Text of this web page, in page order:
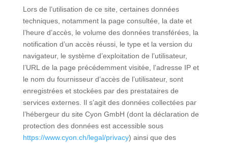
Lors de l’utilisation de ce site, certaines données
techniques, notamment la page consultée, la date et
l’heure d’accès, le volume des données transférées, la
notification d’un accès réussi, le type et la version du
navigateur, le système d’exploitation de l’utilisateur,
l’URL de la page précédemment visitée, l’adresse IP et
le nom du fournisseur d’accès de l’utilisateur, sont
enregistrées et stockées par des prestataires de
services externes. Il s’agit des données collectées par
l’hébergeur du site Cyon GmbH (dont la déclaration de
protection des données est accessible sous
https://www.cyon.ch/legal/privacy) ainsi que des